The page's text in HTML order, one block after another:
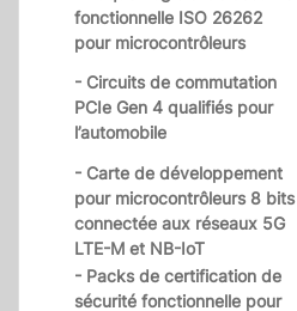
fonctionnelle ISO 26262
pour microcontrôleurs
- Circuits de commutation
PCIe Gen 4 qualifiés pour
l’automobile
- Carte de développement
pour microcontrôleurs 8 bits
connectée aux réseaux 5G
LTE-M et NB-IoT
- Packs de certification de
sécurité fonctionnelle pour